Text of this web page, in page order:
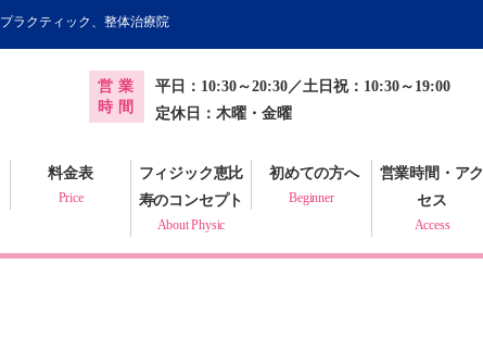
ラクティック、整体治療院
営業
時間
平日：10:30～20:30／土日祝：10:30～19:00
定休日：木曜・金曜
ィック
カイロプラクティック
チェック
料金表
Price
フィジック恵比
寿のコンセプト
About Physic
初めての方へ
Beginner
オンライン健康調査票
営業時間・アク
セス
Access